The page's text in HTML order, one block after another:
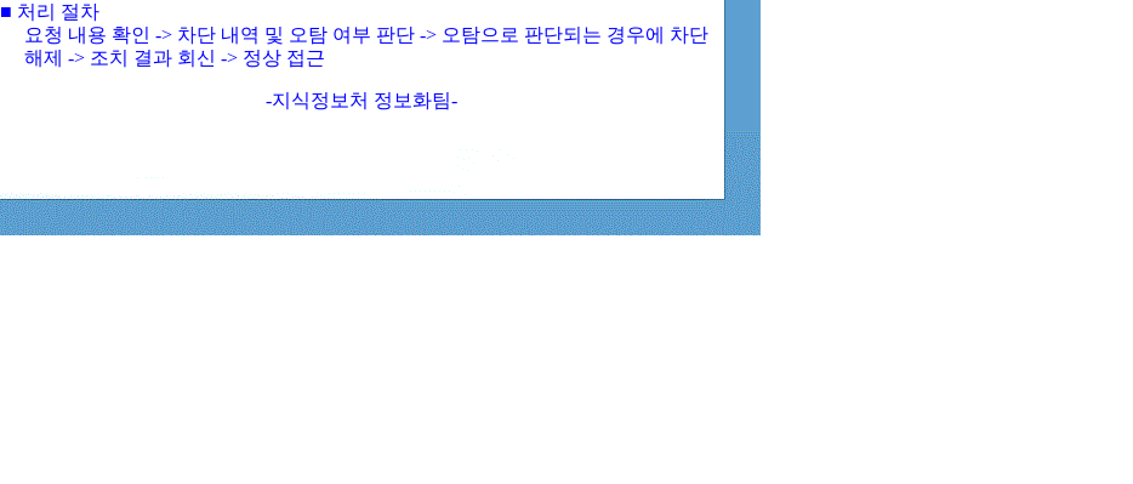
■ 처리 절차
요청 내용 확인 -> 차단 내역 및 오탐 여부 판단 -> 오탐으로 판단되는 경우에 차단
해제 -> 조치 결과 회신 -> 정상 접근
-지식정보처 정보화팀-